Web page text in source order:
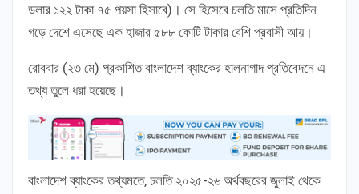
ডলার ১২২ টাকা ৭৫ পয়সা হিসাবে)। সে হিসেবে চলতি মাসে প্রতিদিন
গড়ে দেশে এসেছে এক হাজার ৫৮৮ কোটি টাকার বেশি প্রবাসী আয়।
রোববার (২৩ মে) প্রকাশিত বাংলাদেশ ব্যাংকের হালনাগাদ প্রতিবেদনে এ
তথ্য তুলে ধরা হয়েছে।
বাংলাদেশ ব্যাংকের তথ্যমতে, চলতি ২০২৫-২৬ অর্থবছরের জুলাই থেকে